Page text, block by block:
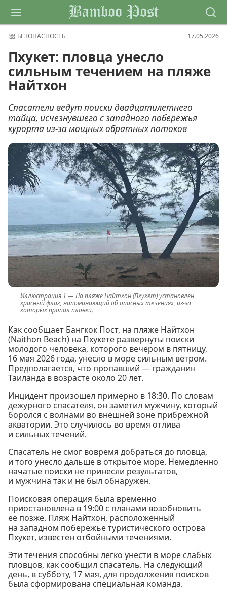
Bamboo Post
БЕЗОПАСНОСТЬ 17.05.2026
Пхукет: пловца унесло
сильным течением на пляже
Найтхон
Спасатели ведут поиски двадцатилетнего
тайца, исчезнувшего с западного побережья
курорта из-за мощных обратных потоков
На пляже Найтхон (Пхукет) установлен
красный флаг, напоминающий об опасных течениях, из-за
которых пропал пловец.
Как сообщает Бангкок Пост, на пляже Найтхон
(Naithon Beach) на Пхукете развернуты поиски
молодого человека, которого вечером в пятницу,
16 мая 2026 года, унесло в море сильным ветром.
Предполагается, что пропавший — гражданин
Таиланда в возрасте около 20 лет.
Инцидент произошел примерно в 18:30. По словам
дежурного спасателя, он заметил мужчину, который
боролся с волнами во внешней зоне прибрежной
акватории. Это случилось во время отлива
и сильных течений.
Спасатель не смог вовремя добраться до пловца,
и того унесло дальше в открытое море. Немедленно
начатые поиски не принесли результатов,
и мужчина так и не был обнаружен.
Поисковая операция была временно
приостановлена в 19:00 с планами возобновить
её позже. Пляж Найтхон, расположенный
на западном побережье туристического острова
Пхукет, известен отбойными течениями.
Эти течения способны легко унести в море слабых
пловцов, как сообщил спасатель. На следующий
день, в субботу, 17 мая, для продолжения поисков
была сформирована специальная команда.